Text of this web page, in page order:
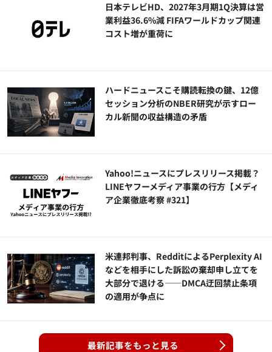
日本テレビHD、2027年3月期1Q決算は営
業利益36.6%減 FIFAワールドカップ関連
コスト増が重荷に
ハードニュースこそ購読転換の鍵、12億
セッション分析のNBER研究が示すロー
カル新聞の収益構造の矛盾
Yahoo!ニュースにプレスリリース掲載？
LINEヤフーメディア事業の行方【メディ
ア企業徹底考察 #321】
米連邦判事、RedditによるPerplexity AI
などを相手にした訴訟の棄却申し立てを
大部分で退ける——DMCA迂回禁止条項
の適用が争点に
最新記事をもっと見る